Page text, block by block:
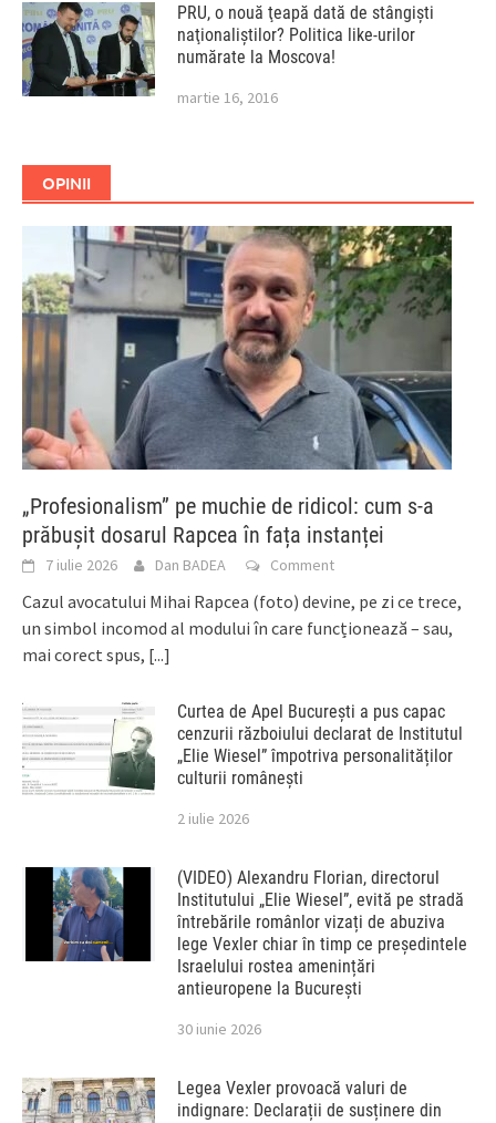
PRU, o nouă ţeapă dată de stângişti
naţionaliştilor? Politica like-urilor
numărate la Moscova!
martie 16, 2016
OPINII
„Profesionalism” pe muchie de ridicol: cum s-a
prăbușit dosarul Rapcea în fața instanței
7 iulie 2026 Dan BADEA Comment
Cazul avocatului Mihai Rapcea (foto) devine, pe zi ce trece,
un simbol incomod al modului în care funcționează – sau,
mai corect spus, [...]
Curtea de Apel București a pus capac
cenzurii războiului declarat de Institutul
„Elie Wiesel” împotriva personalităților
culturii românești
2 iulie 2026
(VIDEO) Alexandru Florian, directorul
Institutului „Elie Wiesel”, evită pe stradă
întrebările românlor vizați de abuziva
lege Vexler chiar în timp ce președintele
Israelului rostea amenințări
antieuropene la București
30 iunie 2026
Legea Vexler provoacă valuri de
indignare: Declarații de susținere din